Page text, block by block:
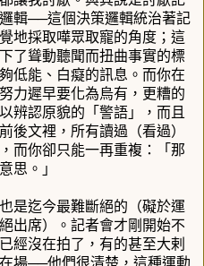
輯──這個決策邏輯統治著記
地採取嘩眾取寵的角度；這
了聳動聽聞而扭曲事實的標
低能、白癡的訊息。而你在
力遲早要化為烏有，更糟的
辨認原貌的「警語」，而且
後文裡，所有讀過（看過）
而你卻只能一再重複：「那
思。」
是迄今最難斷絕的（礙於運
出席）。記者會才剛開始不
經沒在拍了，有的甚至大剌